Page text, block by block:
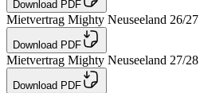
Download PDF
Mietvertrag Mighty Neuseeland 26/27
Download PDF
Mietvertrag Mighty Neuseeland 27/28
Download PDF